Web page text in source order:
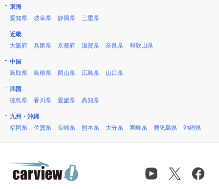
東海
愛知県
岐阜県 静岡県 三重県
近畿
大阪府
兵庫県 京都府 滋賀県 奈良県 和歌山県
中国
鳥取県
島根県 岡山県 広島県 山口県
四国
徳島県
香川県 愛媛県 高知県
九州・沖縄
福岡県
佐賀県 長崎県 熊本県 大分県 宮崎県 鹿児島県 沖縄県